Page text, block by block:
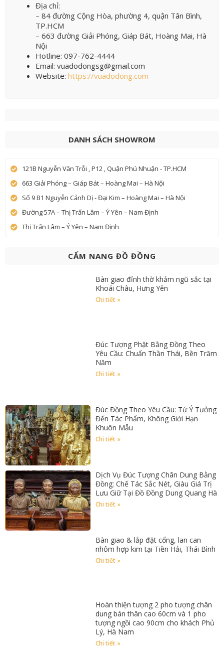
Địa chỉ:
– 84 đường Cộng Hòa, phường 4, quận Tân Bình,
TP.HCM
– 663 đường Giải Phóng, Giáp Bát, Hoàng Mai, Hà
Nội
Hotline: 097-762-4444
Email: vuadodongsg@gmail.com
Website: https://vuadodong.com
DANH SÁCH SHOWROM
121B Nguyễn Văn Trỗi , P12 , Quận Phú Nhuận - TP.HCM
663 Giải Phóng – Giáp Bát – Hoàng Mai – Hà Nội
Số 9 B1 Nguyễn Cảnh Dị - Đại Kim – Hoàng Mai – Hà Nội
Đường 57A – Thị Trấn Lâm – Ý Yên – Nam Định
Thị Trấn Lâm – Ý Yên – Nam Định
CẨM NANG ĐỒ ĐỒNG
Bàn giao đỉnh thờ khảm ngũ sắc tại
Khoái Châu, Hưng Yên
Chi tiết »
Đúc Tượng Phật Bằng Đồng Theo
Yêu Cầu: Chuẩn Thần Thái, Bền Trăm
Năm
Chi tiết »
Đúc Đồng Theo Yêu Cầu: Từ Ý Tưởng
Đến Tác Phẩm, Không Giới Hạn
Khuôn Mẫu
Chi tiết »
Dịch Vụ Đúc Tượng Chân Dung Bằng
Đồng: Chế Tác Sắc Nét, Giàu Giá Trị
Lưu Giữ Tại Đồ Đồng Dung Quang Hà
Chi tiết »
Bàn giao & lắp đặt cổng, lan can
nhôm hợp kim tại Tiền Hải, Thái Bình
Chi tiết »
Hoàn thiện tượng 2 pho tượng chân
dung bán thân cao 60cm và 1 pho
tượng ngồi cao 90cm cho khách Phủ
Lý, Hà Nam
Chi tiết »